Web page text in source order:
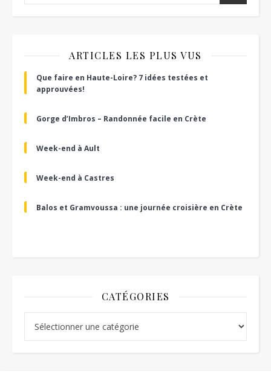
ARTICLES LES PLUS VUS
Que faire en Haute-Loire? 7 idées testées et
approuvées!
Gorge d’Imbros – Randonnée facile en Crète
Week-end à Ault
Week-end à Castres
Balos et Gramvoussa : une journée croisière en Crète
CATÉGORIES